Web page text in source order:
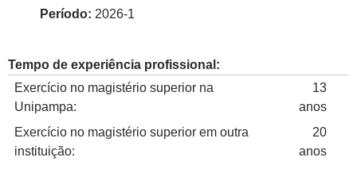
Período: 2026-1
Tempo de experiência profissional:
Exercício no magistério superior na
Unipampa:
13
anos
Exercício no magistério superior em outra
instituição:
20
anos